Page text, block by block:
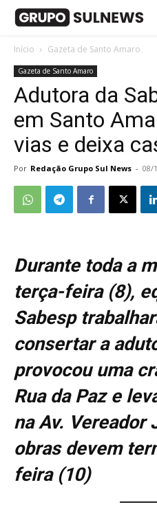
Início Gazeta de Santo Amaro
Gazeta de Santo Amaro
Adutora da
em Santo
vias e deixa
Por Redação Grupo Sul News - 08/
Durante toda a
terça-feira (8),
Sabesp
consertar a
provocou uma
Rua da Paz e
na Av. Vereador
obras devem
feira (10)